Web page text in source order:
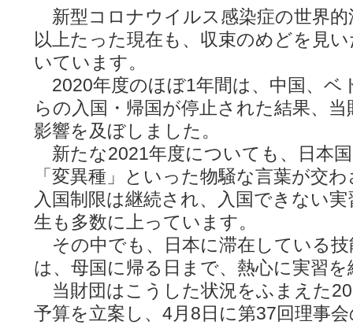
新型コロナウイルス感染症の世界的
以上たった現在も、収束のめどを見
いています。
2020年度のほぼ1年間は、中国、ベ
らの入国・帰国が停止された結果、
影響を及ぼしました。
新たな2021年度についても、日本
「変異種」といった物騒な言葉が交
入国制限は継続され、入国できない
生も多数に上っています。
その中でも、日本に滞在している
は、母国に帰る日まで、熱心に実習
当財団はこうした状況をふまえた
予算を立案し、4月8日に第37回理事